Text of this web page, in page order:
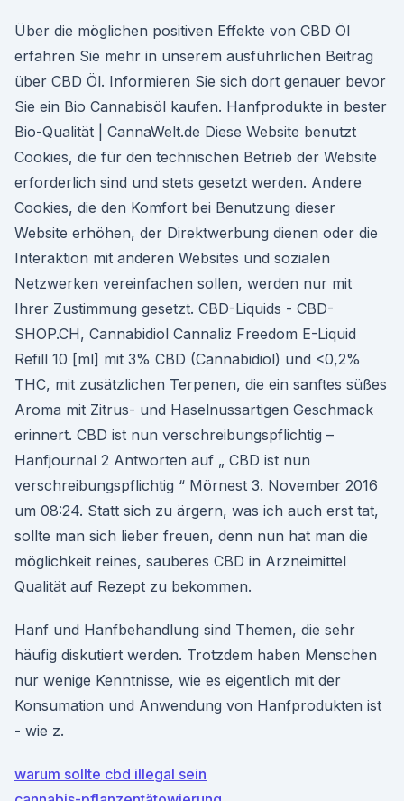
Über die möglichen positiven Effekte von CBD Öl
erfahren Sie mehr in unserem ausführlichen Beitrag
über CBD Öl. Informieren Sie sich dort genauer bevor
Sie ein Bio Cannabisöl kaufen. Hanfprodukte in bester
Bio-Qualität | CannaWelt.de Diese Website benutzt
Cookies, die für den technischen Betrieb der Website
erforderlich sind und stets gesetzt werden. Andere
Cookies, die den Komfort bei Benutzung dieser
Website erhöhen, der Direktwerbung dienen oder die
Interaktion mit anderen Websites und sozialen
Netzwerken vereinfachen sollen, werden nur mit
Ihrer Zustimmung gesetzt. CBD-Liquids - CBD-
SHOP.CH, Cannabidiol Cannaliz Freedom E-Liquid
Refill 10 [ml] mit 3% CBD (Cannabidiol) und <0,2%
THC, mit zusätzlichen Terpenen, die ein sanftes süßes
Aroma mit Zitrus- und Haselnussartigen Geschmack
erinnert. CBD ist nun verschreibungspflichtig –
Hanfjournal 2 Antworten auf „ CBD ist nun
verschreibungspflichtig “ Mörnest 3. November 2016
um 08:24. Statt sich zu ärgern, was ich auch erst tat,
sollte man sich lieber freuen, denn nun hat man die
möglichkeit reines, sauberes CBD in Arzneimittel
Qualität auf Rezept zu bekommen.
Hanf und Hanfbehandlung sind Themen, die sehr
häufig diskutiert werden. Trotzdem haben Menschen
nur wenige Kenntnisse, wie es eigentlich mit der
Konsumation und Anwendung von Hanfprodukten ist
- wie z.
warum sollte cbd illegal sein